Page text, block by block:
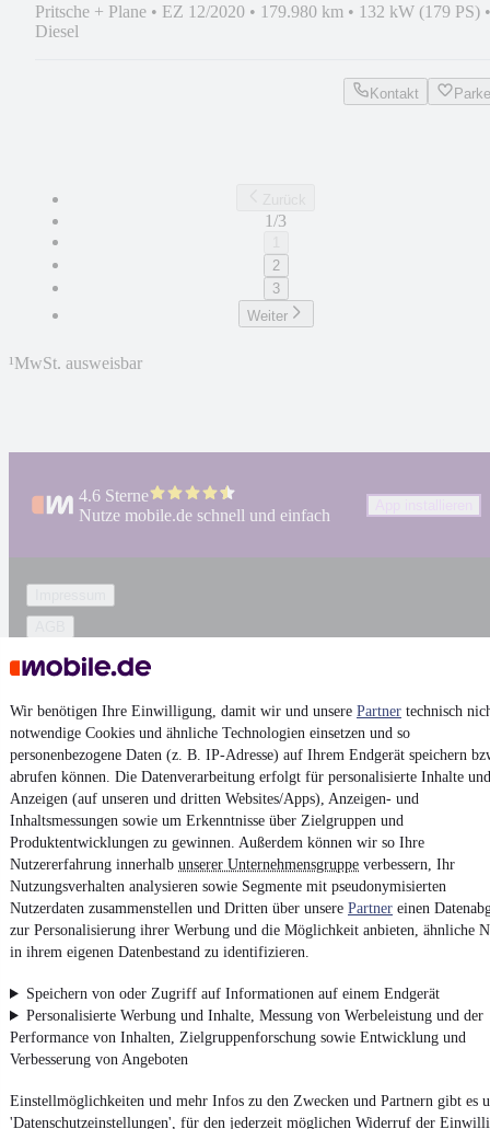
Wir benötigen Ihre Einwilligung, damit wir und unsere Partner technisch
notwendige Cookies und ähnliche Technologien einsetzen und so
personenbezogene Daten (z. B. IP-Adresse) auf Ihrem Endgerät speichern
abrufen können. Die Datenverarbeitung erfolgt für personalisierte Inhalte und
Anzeigen (auf unseren und dritten Websites/Apps), Anzeigen- und
Inhaltsmessungen sowie um Erkenntnisse über Zielgruppen und
Produktentwicklungen zu gewinnen. Außerdem können wir so Ihre
Nutzererfahrung innerhalb unserer Unternehmensgruppe verbessern, Ihr
Nutzungsverhalten analysieren sowie Segmente mit pseudonymisierten
Nutzerdaten zusammenstellen und Dritten über unsere Partner einen
zur Personalisierung ihrer Werbung und die Möglichkeit anbieten, ähnliche
in ihrem eigenen Datenbestand zu identifizieren.
Speichern von oder Zugriff auf Informationen auf einem Endgerät
Personalisierte Werbung und Inhalte, Messung von Werbeleistung und der
Performance von Inhalten, Zielgruppenforschung sowie Entwicklung und
Verbesserung von Angeboten
Einstellmöglichkeiten und mehr Infos zu den Zwecken und Partnern gibt es
'Datenschutzeinstellungen', für den jederzeit möglichen Widerruf der
Pritsche + Plane • EZ 12/2020 • 179.980 km • 132 kW (179 PS) •
Diesel
Kontakt
1/3
2
3
Weiter
¹MwSt. ausweisbar
4.6 Sterne
Nutze mobile.de schnell und einfach
Vertrag widerrufen
Datenschutzeinstellungen
Erklärung zur Barrierefreiheit
Report Security Vulnerability (English)
Powered by
ObNeuwagen,GebrauchtwagenoderLeasing-Angebote : Alle
Fahrzeuge gibt es bei mobile.de